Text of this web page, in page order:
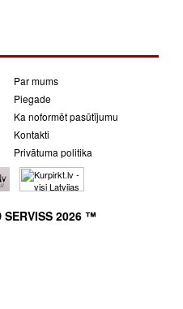
Par mums
Piegade
Ka noformēt pasūtījumu
Kontakti
Privātuma politika
SERVISS 2026 ™